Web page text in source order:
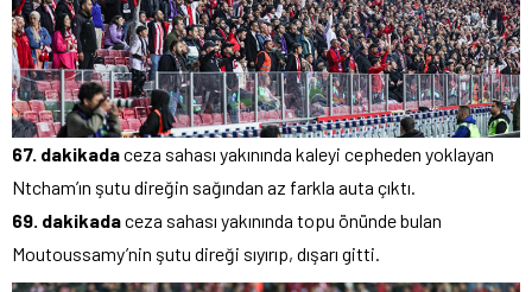
67. dakikadaceza sahası yakınında kaleyi cepheden yoklayan
Ntcham’ın şutu direğin sağından az farkla auta çıktı.
69. dakikadaceza sahası yakınında topu önünde bulan
Moutoussamy’nin şutu direği sıyırıp, dışarı gitti.